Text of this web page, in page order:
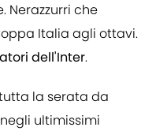
Nerazzurri che
Italia agli ottavi.
dell'Inter.
la serata da
ultimissimi